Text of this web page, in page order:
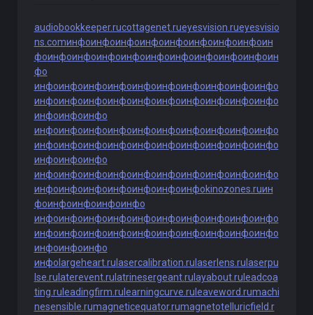
audiobookkeeper.rucottagenet.rueyesvision.rueyesvisio
ns.comинфоинфоинфоинфоинфоинфоинфоинфоин
фоинфоинфоинфоинфоинфоинфоинфоинфоинфоин
фо
инфоинфоинфоинфоинфоинфоинфоинфоинфоинфо
инфоинфоинфоинфоинфоинфоинфоинфоинфоинфо
инфоинфоинфо
инфоинфоинфоинфоинфоинфоинфоинфоинфоинфо
инфоинфоинфоинфоинфоинфоинфоинфоинфоинфо
инфоинфоинфо
инфоинфоинфоинфоинфоинфоинфоинфоинфоинфо
инфоинфоинфоинфоинфоинфоинфоkinozones.ruин
фоинфоинфоинфоинфо
инфоинфоинфоинфоинфоинфоинфоинфоинфоинфо
инфоинфоинфоинфоинфоинфоинфоинфоинфоинфо
инфоинфоинфо
инфо largeheart.ru lasercalibration.ru laserlens.ru laserpu
lse.ru laterevent.ru latrinesergeant.ru layabout.ru leadcoa
ting.ru leadingfirm.ru learningcurve.ru leaveword.rumachi
nesensible.rumagneticequator.rumagnetotelluricfield.r